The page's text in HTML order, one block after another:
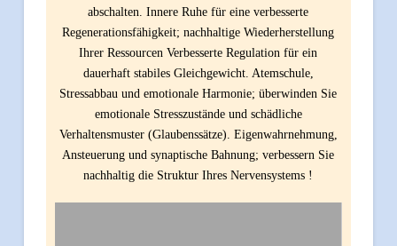
abschalten. Innere Ruhe für eine verbesserte
Regenerationsfähigkeit; nachhaltige Wiederherstellung
Ihrer Ressourcen Verbesserte Regulation für ein
dauerhaft stabiles Gleichgewicht. Atemschule,
Stressabbau und emotionale Harmonie; überwinden Sie
emotionale Stresszustände und schädliche
Verhaltensmuster (Glaubenssätze). Eigenwahrnehmung,
Ansteuerung und synaptische Bahnung; verbessern Sie
nachhaltig die Struktur Ihres Nervensystems !